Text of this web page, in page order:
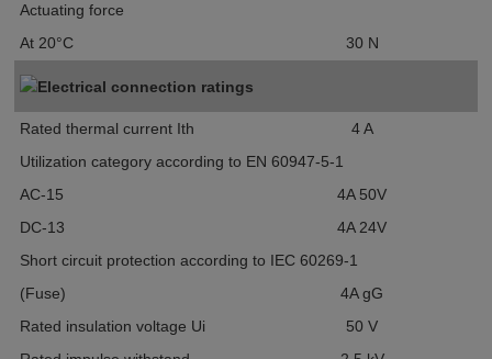
Actuating force
At 20°C
30 N
Electrical connection ratings
Rated thermal current Ith 4A
Utilization category according to EN 60947-5-1
AC-15
4A 50V
DC-13
4A 24V
Short circuit protection according to IEC 60269-1
(Fuse)
4A gG
Rated insulation voltage Ui 50 V